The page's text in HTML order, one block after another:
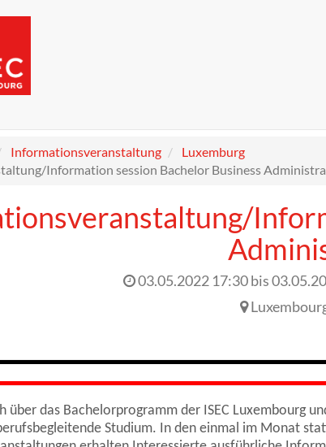
Informationsveranstaltung
Luxemburg
Information session Bachelor Business
03.05.2022 17:30bis
über das Bachelorprogramm der ISEC Luxembourg
Studium. In den einmal im Monat